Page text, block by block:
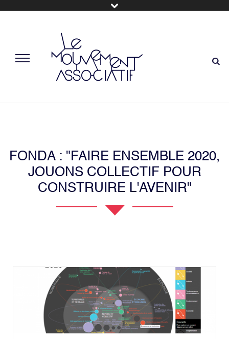
FONDA : "FAIRE ENSEMBLE 2020,
JOUONS COLLECTIF POUR
CONSTRUIRE L'AVENIR"